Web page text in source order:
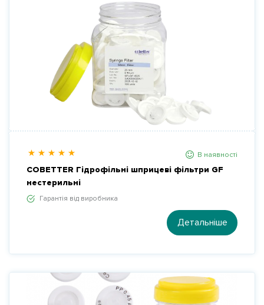
В наявності
COBETTER Гідрофільні шприцеві фільтри GF
нестерильні
Гарантія від виробника
Детальніше